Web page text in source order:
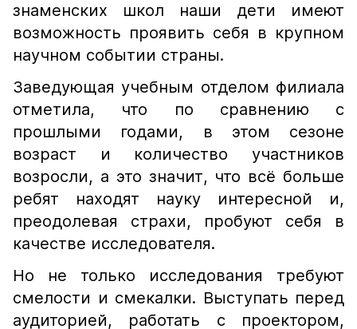
знаменских школ наши дети имеют
возможность проявить себя в крупном
научном событии страны.
Заведующая учебным отделом филиала
отметила, что по сравнению с
прошлыми годами, в этом сезоне
возраст и количество участников
возросли, а это значит, что всё больше
ребят находят науку интересной и,
преодолевая страхи, пробуют себя в
качестве исследователя.
Но не только исследования требуют
смелости и смекалки. Выступать перед
аудиторией, работать с проектором,